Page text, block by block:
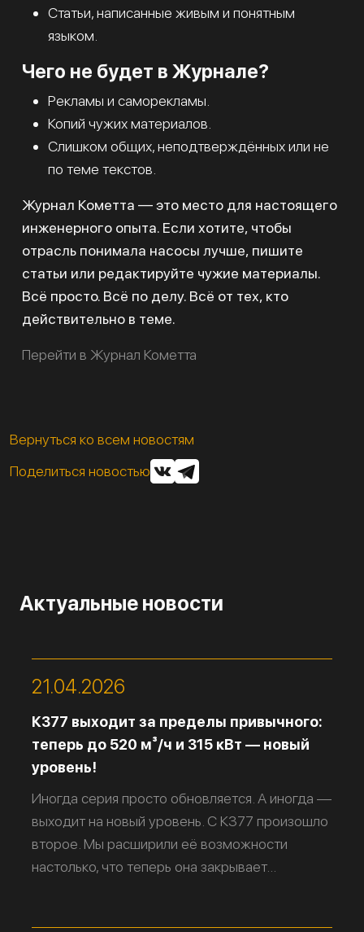
Статьи, написанные живым и понятным
языком.
Чего не будет в Журнале?
Рекламы и саморекламы.
Копий чужих материалов.
Слишком общих, неподтверждённых или не
по теме текстов.
Журнал Кометта — это место для настоящего
инженерного опыта. Если хотите, чтобы
отрасль понимала насосы лучше, пишите
статьи или редактируйте чужие материалы.
Всё просто. Всё по делу. Всё от тех, кто
действительно в теме.
Перейти в Журнал Кометта
Вернуться ко всем новостям
Поделиться новостью
Актуальные новости
21.04.2026
К377 выходит за пределы привычного:
теперь до 520 м³/ч и 315 кВт — новый
уровень!
Иногда серия просто обновляется. А иногда —
выходит на новый уровень. С К377 произошло
второе. Мы расширили её возможности
настолько, что теперь она закрывает...